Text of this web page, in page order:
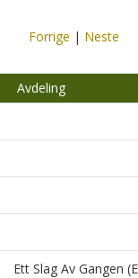
Forrige | Neste
Avdeling
Ett Slag Av Gangen